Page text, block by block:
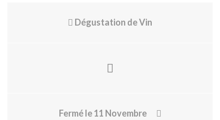
Dégustation de Vin
Fermé le 11 Novembre